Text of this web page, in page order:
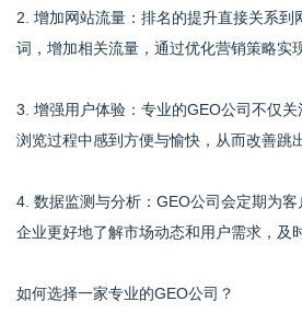
2. 增加网站流量：排名的提升直接关系
词，增加相关流量，通过优化营销策略实
3. 增强用户体验：专业的GEO公司不仅
浏览过程中感到方便与愉快，从而改善跳
4. 数据监测与分析：GEO公司会定期为
企业更好地了解市场动态和用户需求，及
如何选择一家专业的GEO公司？